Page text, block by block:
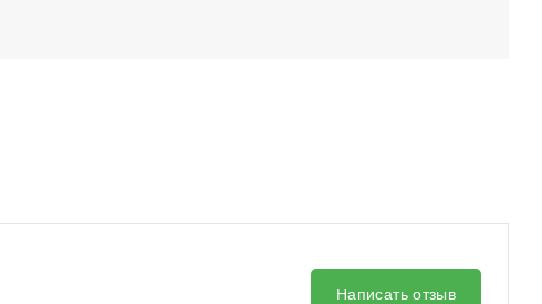
Написать отзыв